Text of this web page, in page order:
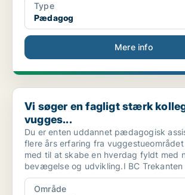
Type
Pædagog
Mere info
Vi søger en fagligt stærk kollega til vores
Vi søger en fagligt stærk
vugges...
Du er enten uddannet pædagogisk
flere års erfaring fra
med til at skabe en hverdag fyldt med
bevægelse og udvikling.I BC Trekanten
Område